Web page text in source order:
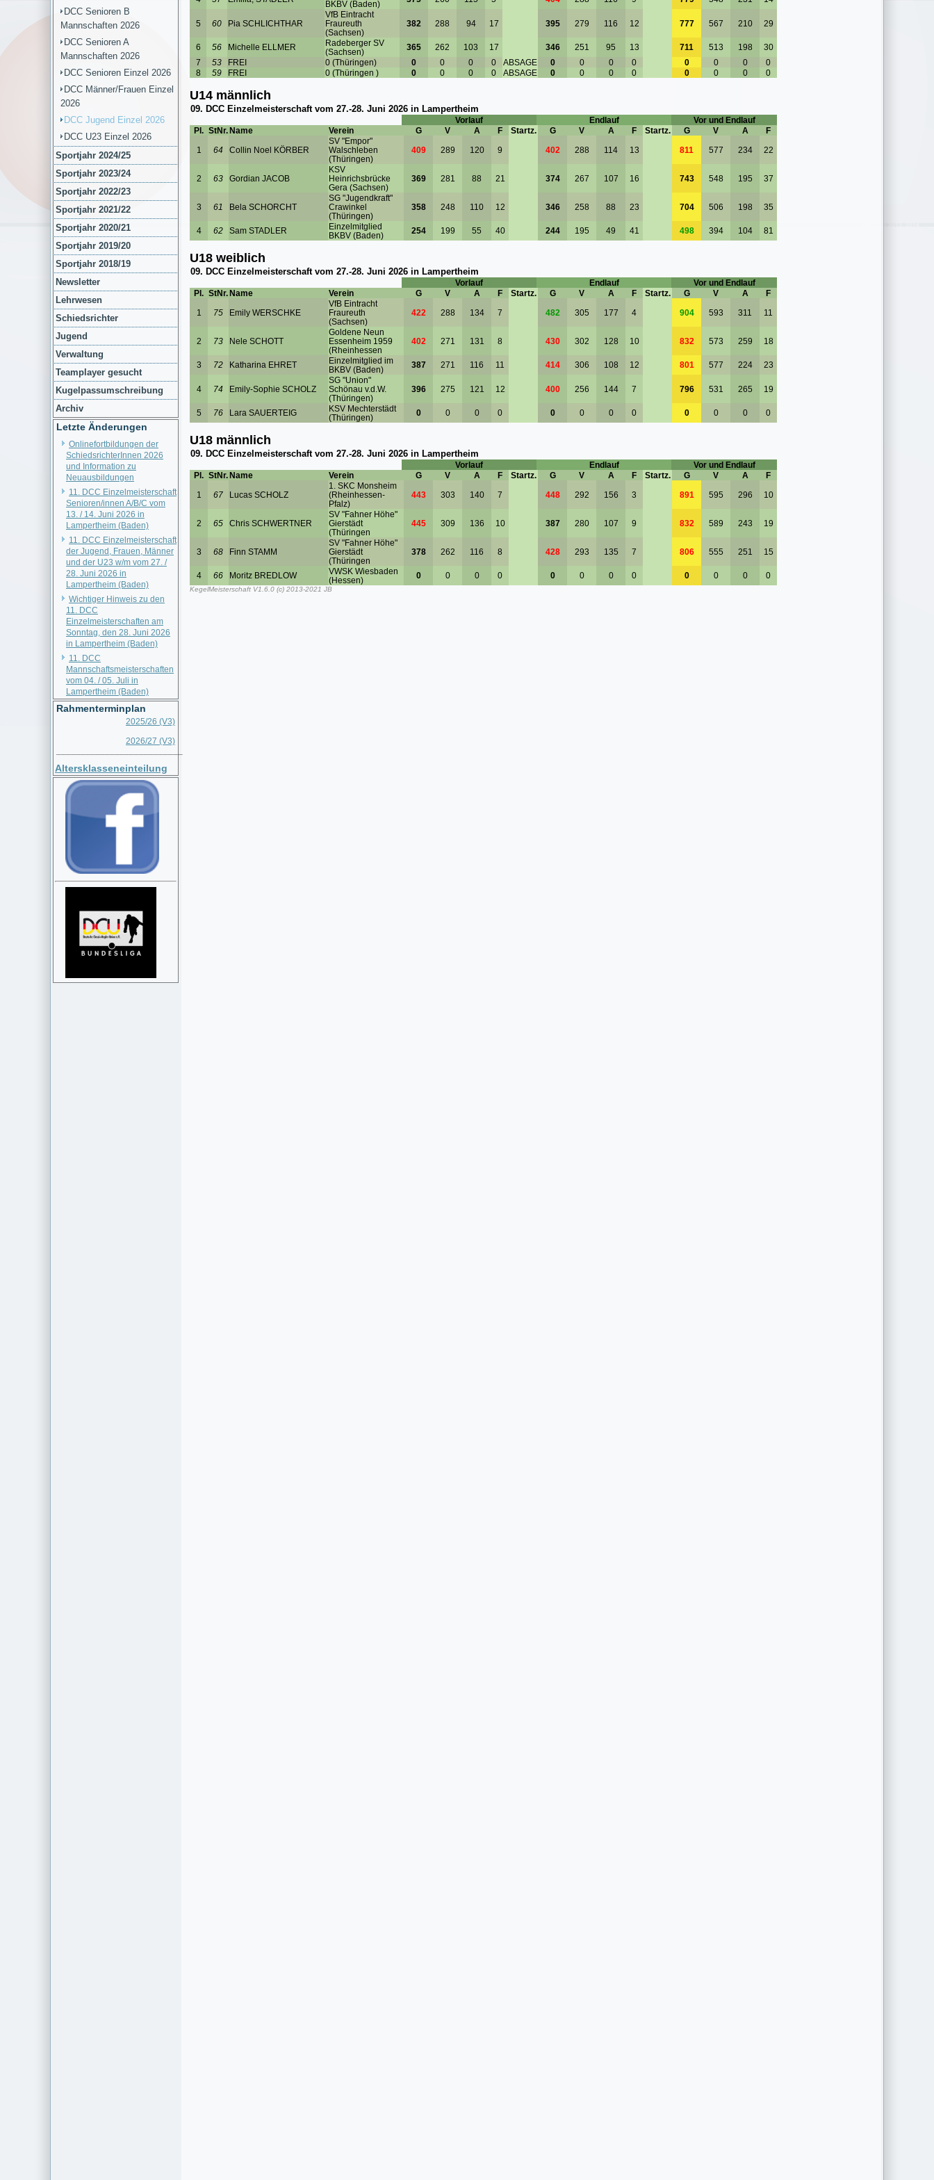
DCC Senioren B
Mannschaften 2026
DCC Senioren A
Mannschaften 2026
DCC Senioren Einzel 2026
DCC Männer/Frauen Einzel
2026
DCC Jugend Einzel 2026
DCC U23 Einzel 2026
Sportjahr 2024/25
Sportjahr 2023/24
Sportjahr 2022/23
Sportjahr 2021/22
Sportjahr 2020/21
Sportjahr 2019/20
Sportjahr 2018/19
Newsletter
Lehrwesen
Schiedsrichter
Jugend
Verwaltung
Teamplayer gesucht
Kugelpassumschreibung
Archiv
Letzte Änderungen
Onlinefortbildungen der
SchiedsrichterInnen 2026
und Information zu
Neuausbildungen
11. DCC Einzelmeisterschaft
Senioren/innen A/B/C vom
13. / 14. Juni 2026 in
Lampertheim (Baden)
11. DCC Einzelmeisterschaft
der Jugend, Frauen, Männer
und der U23 w/m vom 27. /
28. Juni 2026 in
Lampertheim (Baden)
Wichtiger Hinweis zu den
11. DCC
Einzelmeisterschaften am
Sonntag, den 28. Juni 2026
in Lampertheim (Baden)
11. DCC
Mannschaftsmeisterschaften
vom 04. / 05. Juli in
Lampertheim (Baden)
Rahmenterminplan
2025/26 (V3)
2026/27 (V3)
Altersklasseneinteilung